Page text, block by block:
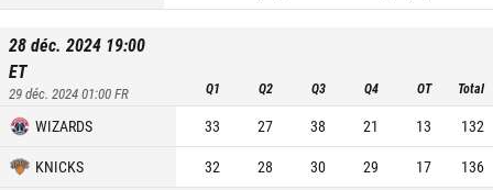
28 déc. 2024 19:00
ET
29 déc. 2024 01:00FR Q1 Q2 Q3 Q4 OT Total
WIZARDS 33 27 38 21 13
132
KNICKS
32 28 30 29 17 136